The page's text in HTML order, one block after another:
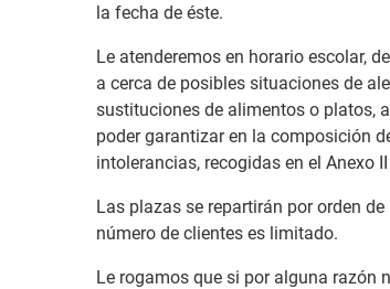
la fecha de éste.
Le atenderemos en horario escolar,
a cerca de posibles situaciones de
sustituciones de alimentos o platos,
poder garantizar en la composición
intolerancias, recogidas en el Anexo
Las plazas se repartirán por orden
número de clientes es limitado.
Le rogamos que si por alguna razón